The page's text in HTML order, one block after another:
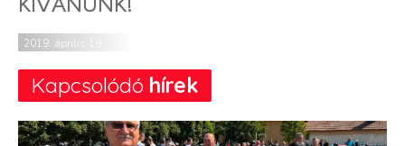
2019. április 19.
Kapcsolódó hírek